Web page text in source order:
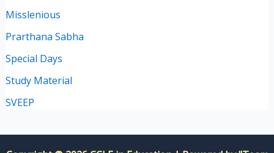
Misslenious
Prarthana Sabha
Special Days
Study Material
SVEEP